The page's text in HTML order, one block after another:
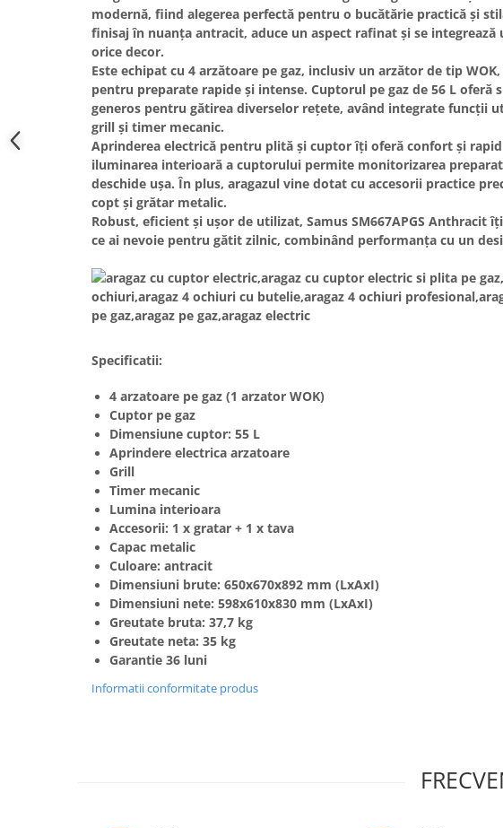
Hote bucatarie
Hote cupolare
Hote decorative
Hote incorporabile
Hote telescopice
Hote traditionale
Masini de Spalat Rufe & Uscatoare
Masini automate de spalat rufe
Masini de spalat rufe cu uscator
Uscatoare de rufe
Masini de spalat vase
Masini de spalat vase incorporabile
Masini de spalat vase
independente
Motoburghiu/Foreza pamant
Pachete Incorporabile
Pirostrii & Arzatoare
Plasa umbrire
Pompe de stropit
Semanatoare,Plantatoare
modernă, fiind alegerea perfectă pentru o bucătărie practică și
finisaj în nuanța antracit, aduce un aspect rafinat și se integrează
orice decor.
Este echipat cu 4 arzătoare pe gaz, inclusiv un arzător de tip
pentru preparate rapide și intense. Cuptorul pe gaz de 56 L oferă
generos pentru gătirea diverselor rețete, având integrate funcții
grill și timer mecanic.
Aprinderea electrică pentru plită și cuptor îți oferă confort și
iluminarea interioară a cuptorului permite monitorizarea
deschide ușa. În plus, aragazul vine dotat cu accesorii practice
copt și grătar metalic.
Robust, eficient și ușor de utilizat, Samus SM667APGS Anthracit
ce ai nevoie pentru gătit zilnic, combinând performanța cu un
Specificatii:
4 arzatoare pe gaz (1 arzator WOK)
Cuptor pe gaz
Dimensiune cuptor: 55 L
Aprindere electrica arzatoare
Grill
Timer mecanic
Lumina interioara
Accesorii: 1 x gratar + 1 x tava
Capac metalic
Culoare: antracit
Dimensiuni brute: 650x670x892 mm (LxAxI)
Dimensiuni nete: 598x610x830 mm (LxAxI)
Greutate bruta: 37,7 kg
Greutate neta: 35 kg
Garantie 36 luni
Informatii conformitate produs